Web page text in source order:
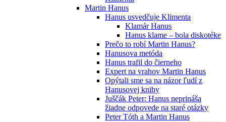
Martin Hanus
Hanus usvedčuje Klimenta
Klamár Hanus
Hanus klame – bola diskotéke
Prečo to robí Martin Hanus?
Hanusova metóda
Hanus trafil do čierneho
Expert na vrahov Martin Hanus
Opýtali sme sa na názor ľudí z
Hanusovej knihy
Juščák Peter: Hanus neprináša
žiadne odpovede na staré otázky
Peter Tóth a Martin Hanus